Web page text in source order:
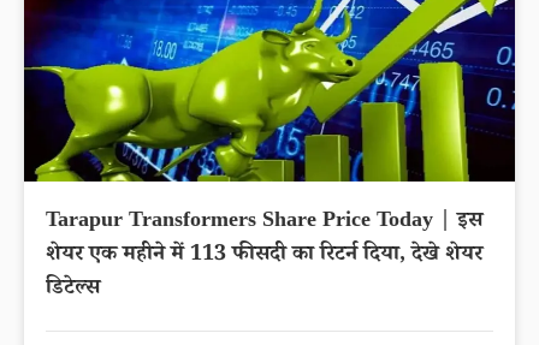
Tarapur Transformers Share Price Today | इस
शेयर एक महीने में 113 फीसदी का रिटर्न दिया, देखे शेयर
डिटेल्स